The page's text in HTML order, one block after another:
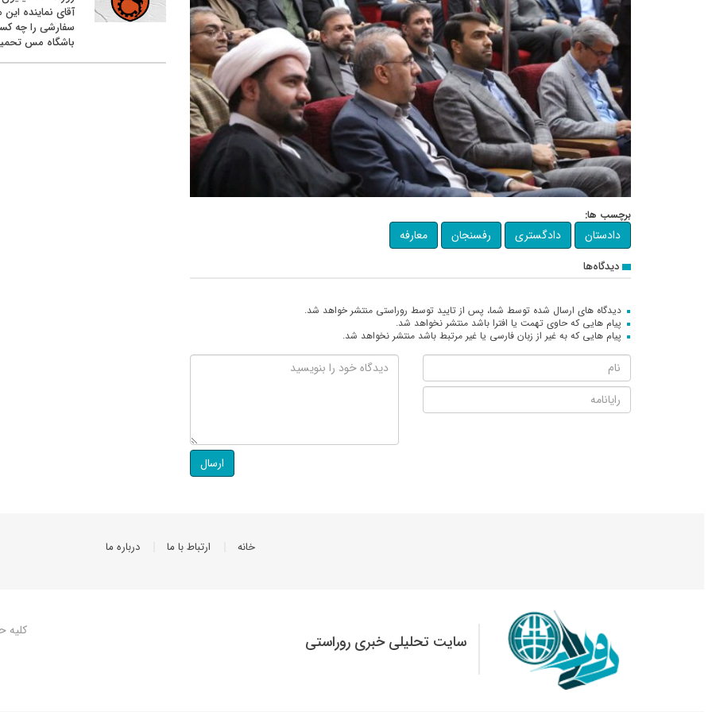
برچسب ها:
دادستان دادگستری رفسنجان معارفه
دیدگاه‌ها
دیدگاه های ارسال شده توسط شما، پس از تایید توسط روراستی منتشر خواهد شد.
پیام هایی که حاوی تهمت یا افترا باشد منتشر نخواهد شد.
پیام هایی که به غیر از زبان فارسی یا غیر مرتبط باشد منتشر نخواهد شد.
ارسال
آقای نماینده این
سفارشی را چه
باشگاه مس
خانه ارتباط با ما درباره ما
سایت تحلیلی خبری روراستی
کلیه